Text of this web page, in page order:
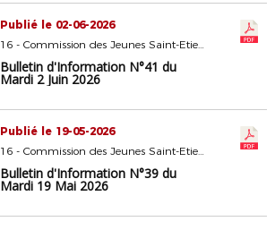
Publié le 02-06-2026
16 - Commission des Jeunes Saint-Etienne
Bulletin d'Information N°41 du
Mardi 2 Juin 2026
Publié le 19-05-2026
16 - Commission des Jeunes Saint-Etienne
Bulletin d'Information N°39 du
Mardi 19 Mai 2026